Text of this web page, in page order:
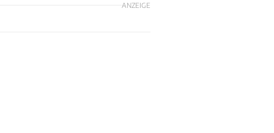
ANZEIGE